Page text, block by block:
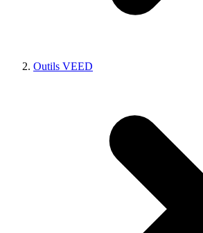
Outils VEED